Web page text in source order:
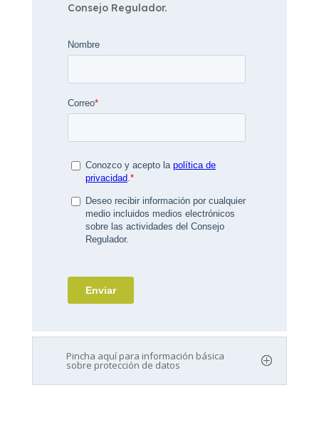
Consejo Regulador.
Pincha aquí para información básica
sobre protección de datos